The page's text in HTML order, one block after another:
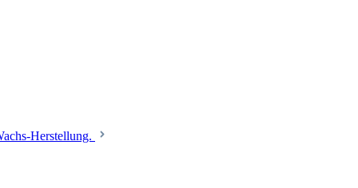
Herstellung.